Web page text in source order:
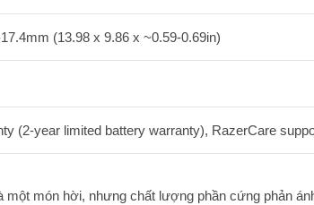
(13.98 x 9.86 x ~0.59-0.69in)
(2-year limited battery warranty), RazerCare
một món hời, nhưng chất lượng phần cứng phản